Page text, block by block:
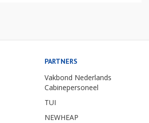
PARTNERS
Vakbond Nederlands
Cabinepersoneel
TUI
NEWHEAP